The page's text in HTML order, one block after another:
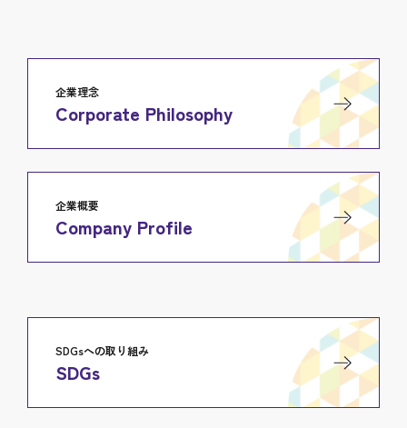
企業理念
Corporate Philosophy
企業概要
Company Profile
SDGsへの取り組み
SDGs